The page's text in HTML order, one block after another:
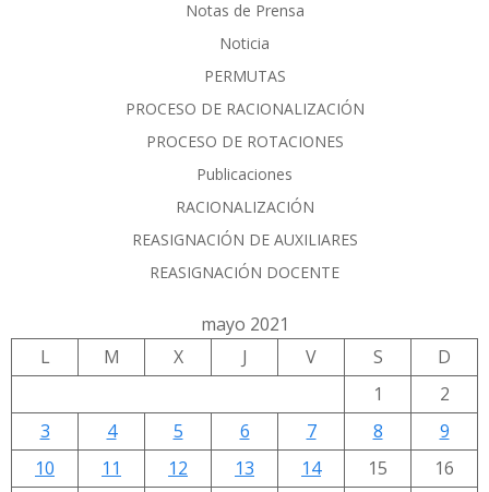
Notas de Prensa
Noticia
PERMUTAS
PROCESO DE RACIONALIZACIÓN
PROCESO DE ROTACIONES
Publicaciones
RACIONALIZACIÓN
REASIGNACIÓN DE AUXILIARES
REASIGNACIÓN DOCENTE
mayo 2021
L
M X J V S
D
1
2
3
4 5 6 7 8
9
10
11 12 13 14 15 16